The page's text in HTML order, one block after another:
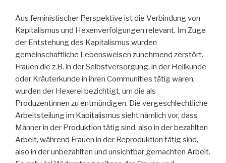
Aus feministischer Perspektive ist die Verbindung von
Kapitalismus und Hexenverfolgungen relevant. Im Zuge
der Entstehung des Kapitalismus wurden
gemeinschaftliche Lebensweisen zunehmend zerstört.
Frauen die z.B. in der Selbstversorgung, in der Heilkunde
oder Kräuterkunde in ihren Communities tätig waren,
wurden der Hexerei bezichtigt, um die als
Produzentinnen zu entmündigen. Die vergeschlechtliche
Arbeitsteilung im Kapitalismus sieht nämlich vor, dass
Männer in der Produktion tätig sind, also in der bezahlten
Arbeit, während Frauen in der Reproduktion tätig sind,
also in der unbezahlten und unsichtbar gemachten Arbeit.